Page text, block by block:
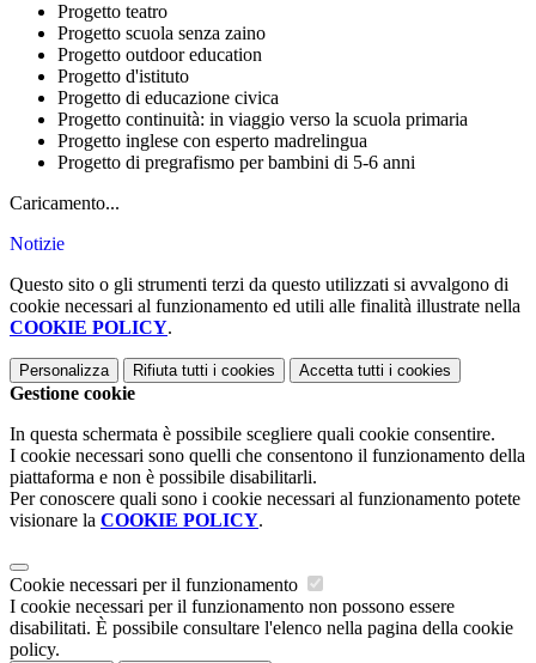
Progetto teatro
Progetto scuola senza zaino
Progetto outdoor education
Progetto d'istituto
Progetto di educazione civica
Progetto continuità: in viaggio verso la scuola primaria
Progetto inglese con esperto madrelingua
Progetto di pregrafismo per bambini di 5-6 anni
Caricamento...
Notizie
Questo sito o gli strumenti terzi da questo utilizzati si avvalgono di
cookie necessari al funzionamento ed utili alle finalità illustrate nella
COOKIE POLICY.
Personalizza Rifiuta tutti i cookies Accetta tutti i cookies
Gestione cookie
In questa schermata è possibile scegliere quali cookie consentire.
I cookie necessari sono quelli che consentono il funzionamento della
piattaforma e non è possibile disabilitarli.
Per conoscere quali sono i cookie necessari al funzionamento potete
visionare la COOKIE POLICY.
Cookie necessari per il funzionamento
I cookie necessari per il funzionamento non possono essere
disabilitati. È possibile consultare l'elenco nella pagina della cookie
policy.